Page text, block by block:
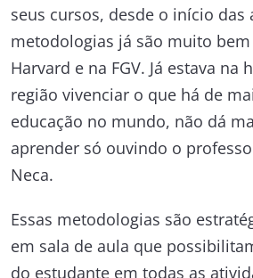
seus cursos, desde o início das
metodologias já são muito
Harvard e na FGV. Já estava na
região vivenciar o que há de
educação no mundo, não dá
aprender só ouvindo o
Neca.
Essas metodologias são
em sala de aula que
do estudante em todas as